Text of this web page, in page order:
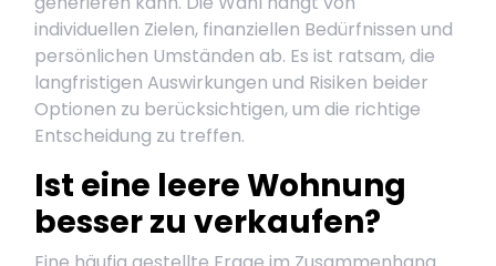
individuellen Zielen, finanziellen Bedürfnissen und
persönlichen Umständen ab. Es ist ratsam, die
langfristigen Auswirkungen und Risiken beider
Optionen zu berücksichtigen, um die richtige
Entscheidung zu treffen.
Ist eine leere Wohnung
besser zu verkaufen?